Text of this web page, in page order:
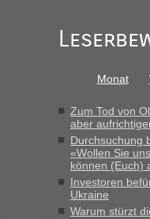
Grenzübergang
„Bin am Montag 15.6.26
das erste Mal an einem
vor mir, bin sonst der
Minuten wurde dann die
Berichte und
Grenzübergang
schnellsten?
Monat
Zum Tod von
aber
Durchsuchung
«Wollen Sie
können (Euch)
Investoren
Ukraine
Warum stürzt